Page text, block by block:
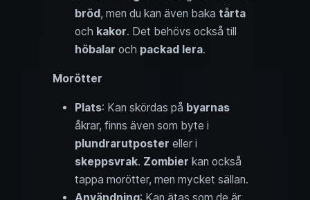
bröd, men du kan även baka tårta
och kakor. Det behövs också till
höbalar och packad lera.
Morötter
Plats: Kan skördas på byarnas
åkrar, finns även som byte i
plundrarutposter eller i
skeppsvrak. Zombier kan också
tappa morötter, men mycket sällan.